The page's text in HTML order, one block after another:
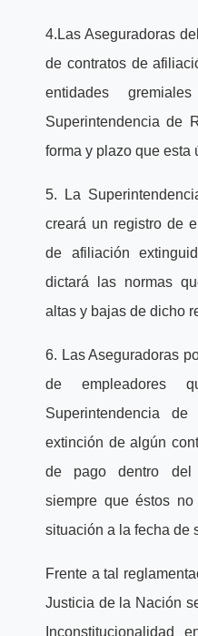
4.Las Aseguradoras
de contratos de
entidades
Superintendencia de
forma y plazo que esta
5. La
creará un registro de
de afiliación
dictará las normas
altas y bajas de dicho
6. Las Aseguradoras
de empleadores
Superintendencia
extinción de algún
de pago dentro del
siempre que éstos
situación a la fecha de
Frente a tal
Justicia de la Nación
Inconstitucionalidad